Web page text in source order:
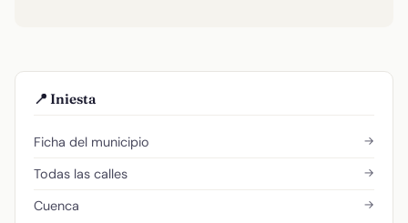
📍 Iniesta
Ficha del municipio →
Todas las calles →
Cuenca →